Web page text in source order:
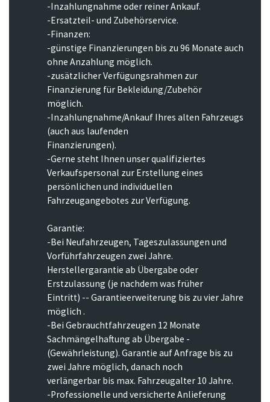
-Inzahlungnahme oder reiner Ankauf.
-Ersatzteil- und Zubehörservice.
-Finanzen:
-günstige Finanzierungen bis zu 96 Monate auch
ohne Anzahlung möglich.
-zusätzlicher Verfügungsrahmen zur
Finanzierung für Bekleidung/Zubehör
möglich.
-Inzahlungnahme/Ankauf Ihres alten Fahrzeugs
(auch aus laufenden
Finanzierungen).
-Gerne steht Ihnen unser qualifiziertes
Verkaufspersonal zur Erstellung eines
persönlichen und individuellen
Fahrzeugangebotes zur Verfügung.
Garantie:
-Bei Neufahrzeugen, Tageszulassungen und
Vorführfahrzeugen zwei Jahre.
Herstellergarantie ab Übergabe oder
Erstzulassung (je nachdem was früher
Eintritt) -- Garantieerweiterung bis zu vier Jahre
möglich .
-Bei Gebrauchtfahrzeugen 12 Monate
Sachmängelhaftung ab Übergabe -
(Gewährleistung). Garantie auf Anfrage bis zu
zwei Jahre möglich, danach noch
verlängerbar bis max. Fahrzeugalter 10 Jahre.
-Professionelle und versicherte Anlieferung